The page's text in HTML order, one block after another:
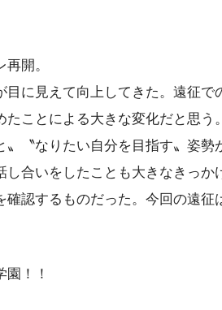
開。
に見えて向上してきた。遠征で
たことによる大きな変化だと思う
〝なりたい自分を目指す〟姿勢
合いをしたことも大きなきっか
確認するものだった。今回の遠
！！